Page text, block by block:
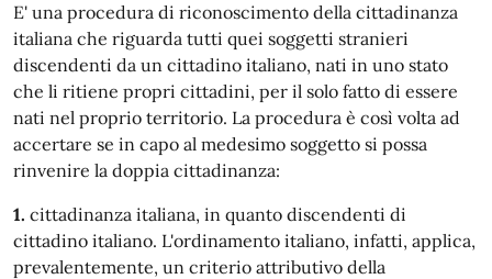
E' una procedura di riconoscimento della cittadinanza
italiana che riguarda tutti quei soggetti stranieri
discendenti da un cittadino italiano, nati in uno stato
che li ritiene propri cittadini, per il solo fatto di essere
nati nel proprio territorio. La procedura è così volta ad
accertare se in capo al medesimo soggetto si possa
rinvenire la doppia cittadinanza:
1. cittadinanza italiana, in quanto discendenti di
cittadino italiano. L'ordinamento italiano, infatti, applica,
prevalentemente, un criterio attributivo della